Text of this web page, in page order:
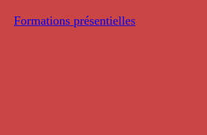
Formations présentielles